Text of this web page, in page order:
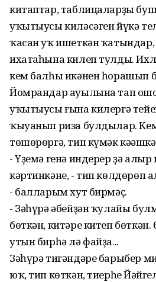
китаптар, таблицаларҙы
уҡытыусы киләсәген йүкә
ҡасан уҡ ишеткән ҡатындар,
ихатаһына килеп тулды.
кем балһы икәнен һорашып
Йомрандар ауылына тап
уҡытыусы ғына килергә
ҡыуанып риза булдылар.
төшөрөргә, тип күмәк
- Үҙемә генә индерер ҙә
кәртинкәне, - тип көлдөрөп
- балларым хут бирмәҫ.
- Зәһүрә әбейҙән ҡулайы
бөткән, китәре китеп
утын бирһә лә файҙа...
Зәһүрә тигәндәре барыбер
юҡ, тип көткән, тиерһең